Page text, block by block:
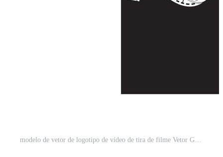
modelo de vetor de logotipo de vídeo de tira de filme Vetor Grátis